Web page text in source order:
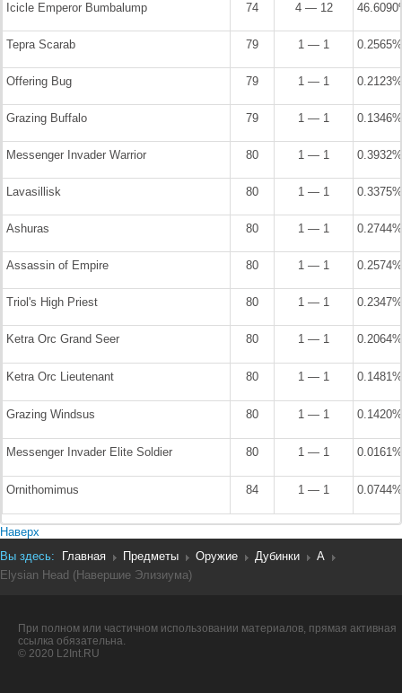
Icicle Emperor Bumbalump 74 4 — 12
Tepra Scarab 79 1 — 1 0.2565%
Offering Bug 79 1 — 1 0.2123%
Grazing Buffalo 79 1 — 1 0.1346%
Messenger Invader Warrior 80 1 — 1 0.3932%
Lavasillisk 80 1 — 1 0.3375%
Ashuras 80 1 — 1 0.2744%
Assassin of Empire 80 1 — 1 0.2574%
Triol's High Priest 80 1 — 1 0.2347%
Ketra Orc Grand Seer 80 1 — 1 0.2064%
Ketra Orc Lieutenant 80 1 — 1 0.1481%
Grazing Windsus 80 1 — 1 0.1420%
Messenger Invader Elite Soldier 80 1 — 1 0.0161%
Ornithomimus 84 1 — 1 0.0744%
Наверх
Вы здесь:
Главная Предметы Оружие Дубинки
A
Elysian Head (Навершие Элизиума)
При полном или частичном использовании материалов, прямая активная
ссылка обязательна.
© 2020 L2Int.RU